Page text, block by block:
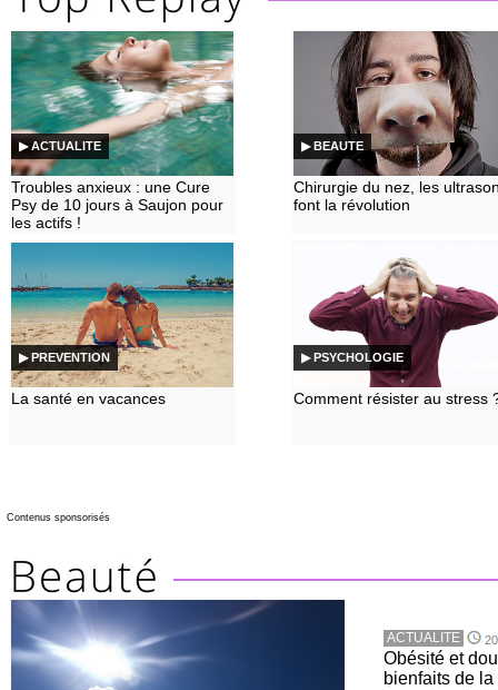
▶ ACTUALITE
Troubles anxieux : une Cure
Psy de 10 jours à Saujon pour
les actifs !
▶ BEAUTE
Chirurgie du nez, les
font la révolution
▶ PREVENTION
La santé en vacances
▶ PSYCHOLOGIE
Comment résister au stress
Contenus sponsorisés
ACTUALITE
Obésité et
bienfaits de